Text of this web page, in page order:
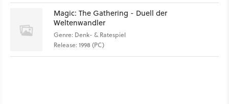
Magic: The Gathering - Duell der
Weltenwandler
Genre: Denk- & Ratespiel
Release: 1998 (PC)